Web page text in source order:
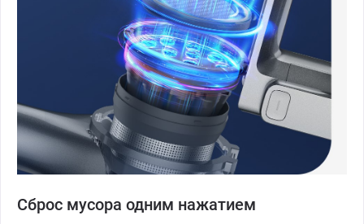
Сброс мусора одним нажатием